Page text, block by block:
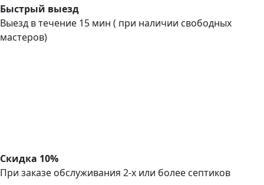
Быстрый выезд
Выезд в течение 15 мин ( при наличии свободных
мастеров)
Скидка 10%
При заказе обслуживания 2-х или более септиков